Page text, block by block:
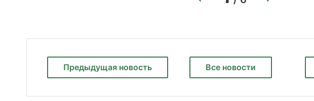
Предыдущая новость Все новости